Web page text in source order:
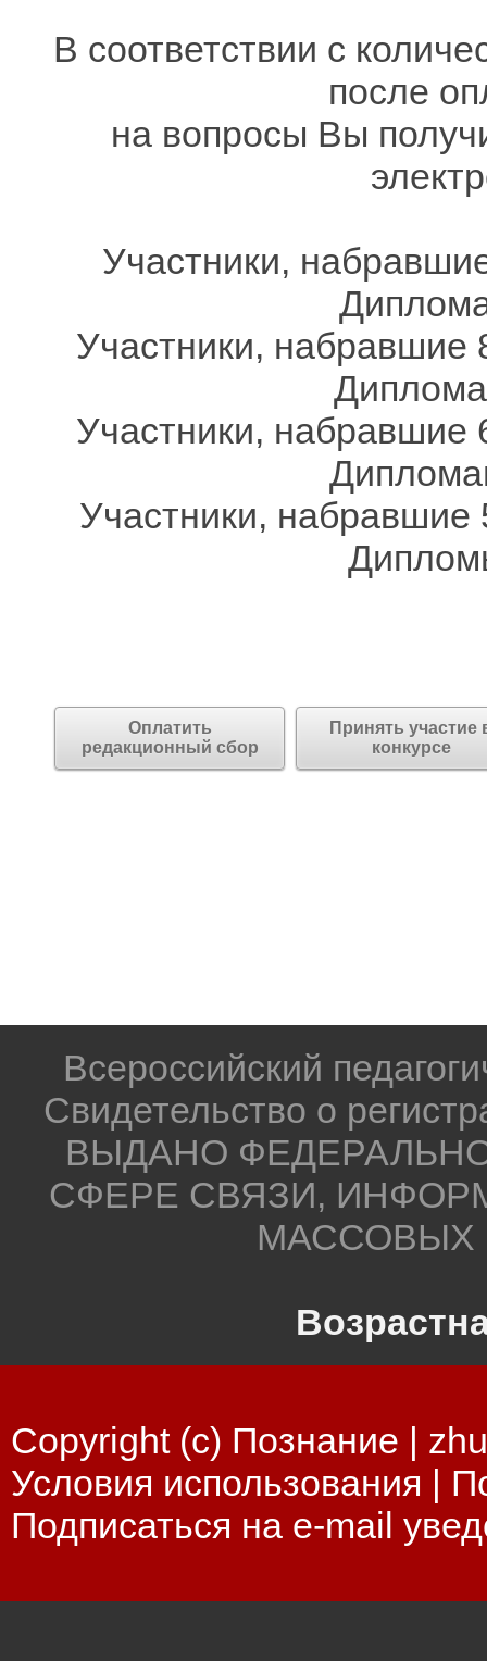
В соответствии с
после
на вопросы Вы
Участники,
Участники, набравшие
Участники, набравшие
Участники,
Оплатить
редакционный сбор
Принять участие
конкурсе
Всероссийский
Свидетельство о
ВЫДАНО
СФЕРЕ СВЯЗИ,
МАССОВЫХ
Copyright (c) Познание |
Условия использования |
Подписаться на e-mail